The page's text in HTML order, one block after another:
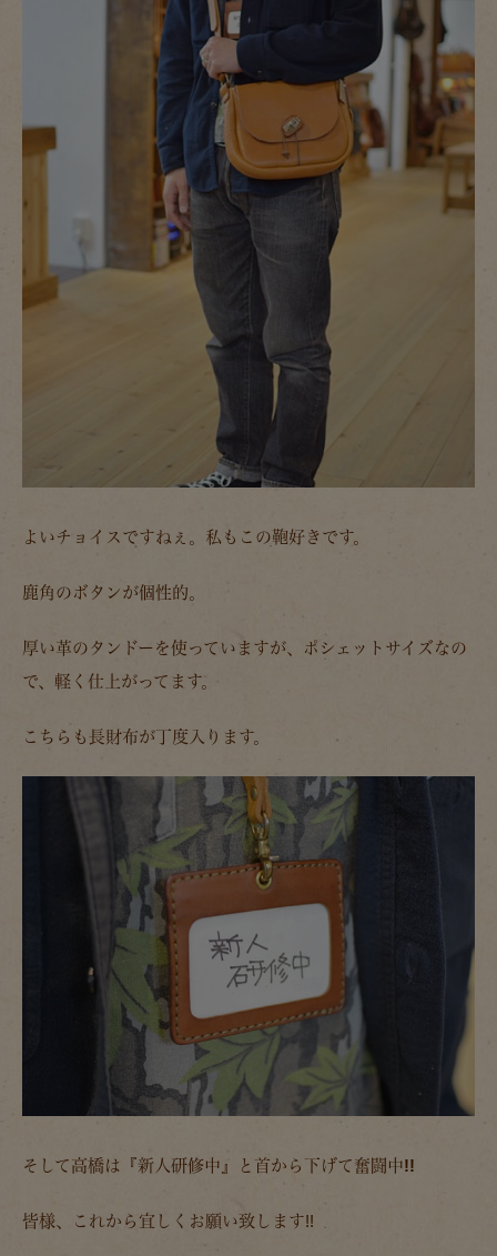
よいチョイスですねぇ。私もこの鞄好きです。
鹿角のボタンが個性的。
厚い革のタンドーを使っていますが、ポシェットサイズなの
で、軽く仕上がってます。
こちらも長財布が丁度入ります。
そして高橋は 『新人研修中』と首から下げて奮闘中!!
皆様、これから宜しくお願い致します!!